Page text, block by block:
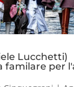
Lucchetti)
familare per